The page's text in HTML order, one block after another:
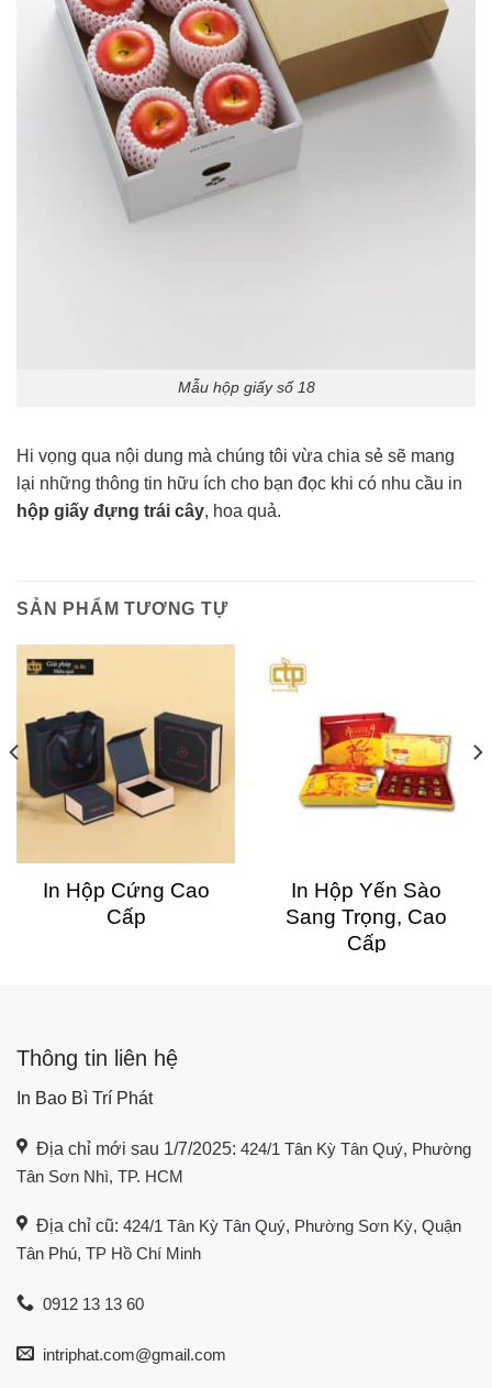
Mẫu hộp giấy số 18
Hi vọng qua nội dung mà chúng tôi vừa chia sẻ sẽ mang
lại những thông tin hữu ích cho bạn đọc khi có nhu cầu in
hộp giấy đựng trái cây, hoa quả.
SẢN PHẨM TƯƠNG TỰ
In Hộp Cứng Cao
Cấp
In Hộp Yến Sào
Sang Trọng, Cao
Cấp
Thông tin liên hệ
In Bao Bì Trí Phát
Địa chỉ mới sau 1/7/2025: 424/1 Tân Kỳ Tân Quý, Phường
Tân Sơn Nhì, TP. HCM
Địa chỉ cũ: 424/1 Tân Kỳ Tân Quý, Phường Sơn Kỳ, Quận
Tân Phú, TP Hồ Chí Minh
0912 13 13 60
intriphat.com@gmail.com